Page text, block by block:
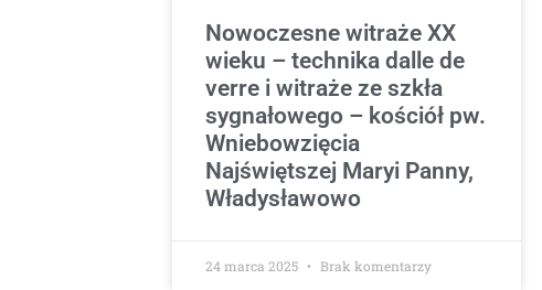
Nowoczesne witraże XX
wieku – technika dalle de
verre i witraże ze szkła
sygnałowego – kościół pw.
Wniebowzięcia
Najświętszej Maryi Panny,
Władysławowo
24 marca 2025 Brak komentarzy